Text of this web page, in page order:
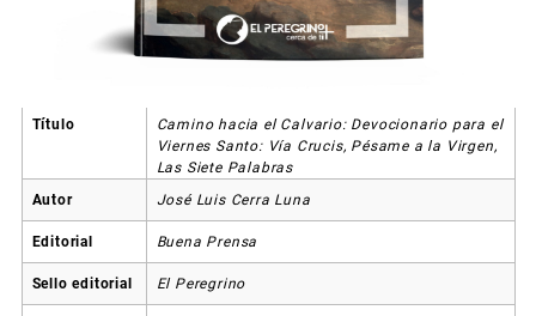
Título
Camino hacia el Calvario: Devocionario para el
Viernes Santo: Vía Crucis, Pésame a la Virgen,
Las Siete Palabras
Autor
José Luis Cerra Luna
Editorial Buena Prensa
Sello editorial El Peregrino